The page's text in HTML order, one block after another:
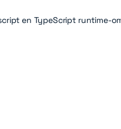
en TypeScript runtime-